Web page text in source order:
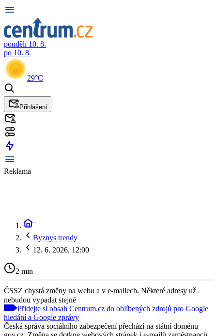
pondělí 10. 8.
po 10. 8.
29°C
Přihlášení
Reklama
Byznys trendy
12. 6. 2026, 12:00
2 min
ČSSZ chystá změny na webu a v e-mailech. Některé adresy už
nebudou vypadat stejně
Přidejte si obsah Centrum.cz do oblíbených zdrojů pro Google
hledání a Google zprávy
Česká správa sociálního zabezpečení přechází na státní doménu